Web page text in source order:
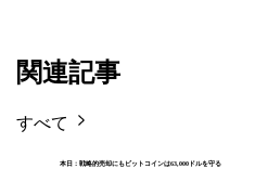
関連記事
すべて
本日：戦略的売却にもビットコインは63,000ドルを守る